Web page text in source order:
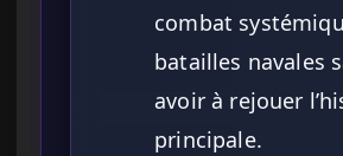
combat
batailles navales
avoir à rejouer
principale.